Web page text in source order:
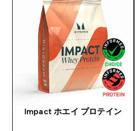
Impact ホエイ プロテイン